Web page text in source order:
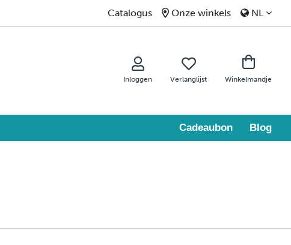
Catalogus Onze winkels NL
Inloggen Verlanglijst Winkelmandje
Cadeaubon Blog